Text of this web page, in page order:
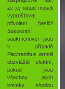
že jej odtud museli
vyprošťovat
přivolaní hasiči!
Sukulentní
soukmenovci jsou
v případě
Plectranthus ernstii
obzvláště efektní,
pokud jsou
všechny jejich
kmínky shodou